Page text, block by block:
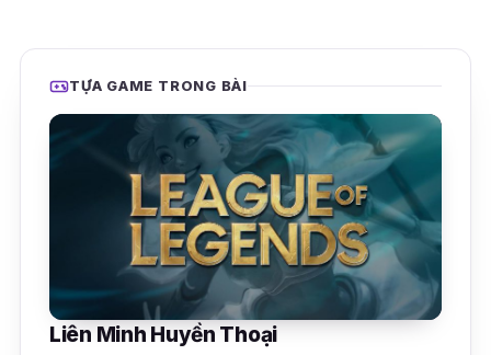
TỰA GAME TRONG BÀI
Liên Minh Huyền Thoại